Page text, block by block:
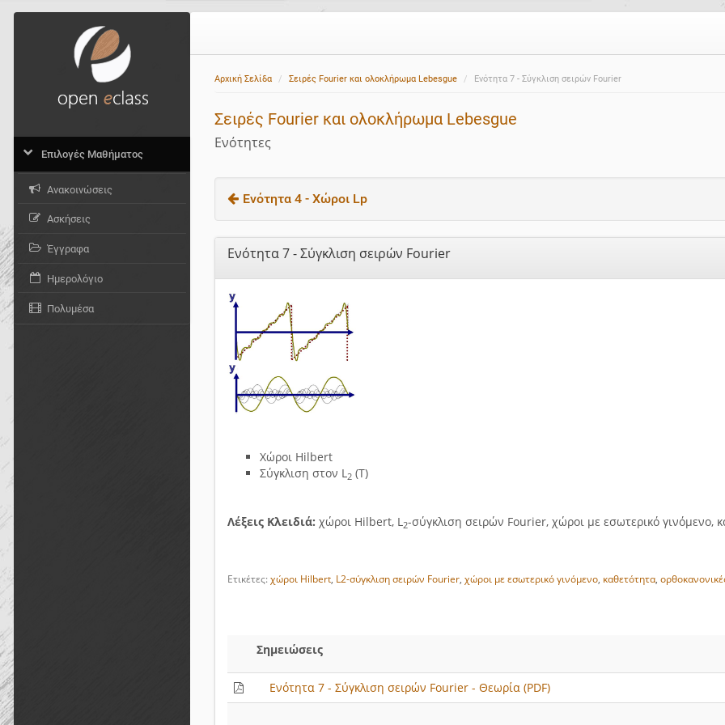
Αρχική Σελίδα Σειρές Fourier και ολοκλήρωμα Lebesgue Ενότητα 7 - Σύγκλιση σειρών Fourier
Σειρές Fourier και ολοκλήρωμα Lebesgue
Ενότητες
Ενότητα 4 - Χώροι Lp
Ενότητα 7 - Σύγκλιση σειρών Fourier
Χώροι Hilbert
Σύγκλιση στον L2 (T)
Λέξεις Κλειδιά: χώροι Hilbert, L2-σύγκλιση σειρών Fourier, χώροι με εσωτερικό γινόμενο,
Ετικέτες: χώροι Hilbert L2-σύγκλιση σειρών Fourier ,χώροι με εσωτερικό γινόμενο καθετότητα ,
Σημειώσεις
Ενότητα 7 - Σύγκλιση σειρών Fourier - Θεωρία (PDF)
Επιλογές Μαθήματος
Ανακοινώσεις
Ασκήσεις
Έγγραφα
Ημερολόγιο
Πολυμέσα